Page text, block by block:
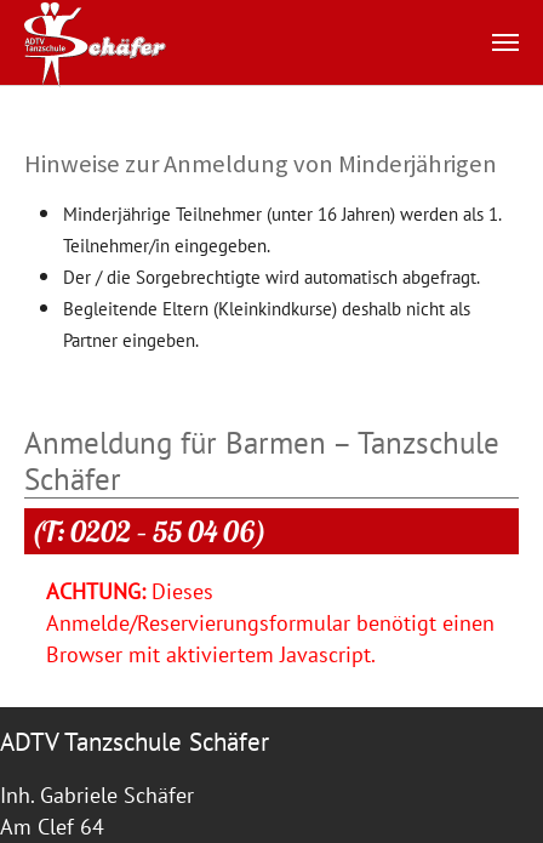
Hinweise zur Anmeldung von Minderjährigen
Minderjährige Teilnehmer (unter 16 Jahren) werden als 1.
Teilnehmer/in eingegeben.
Der / die Sorgebrechtigte wird automatisch abgefragt.
Begleitende Eltern (Kleinkindkurse) deshalb nicht als
Partner eingeben.
Anmeldung für Barmen – Tanzschule
Schäfer
(T: 0202 – 55 04 06)
ACHTUNG:Dieses
Anmelde/Reservierungsformular benötigt einen
Browser mit aktiviertem Javascript.
ADTV Tanzschule Schäfer
Inh. Gabriele Schäfer
Am Clef 64